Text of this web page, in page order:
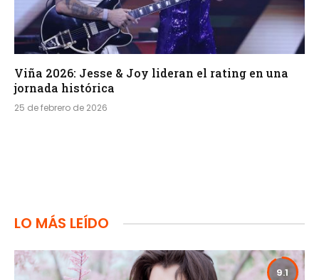
Viña 2026: Jesse & Joy lideran el rating en una
jornada histórica
25 de febrero de 2026
LO MÁS LEÍDO
9.1